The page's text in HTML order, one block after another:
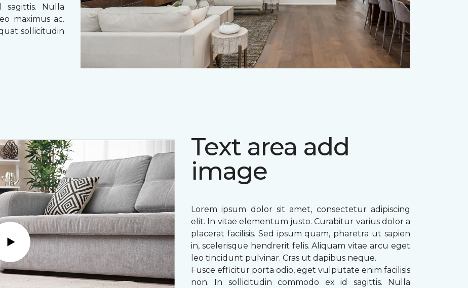
Nulla
maximus ac.
sollicitudin
Text area add
image
Lorem ipsum dolor sit amet, consectetur adipiscing
elit. In vitae elementum justo. Curabitur varius dolor a
placerat facilisis. Sed ipsum quam, pharetra ut sapien
in, scelerisque hendrerit felis. Aliquam vitae arcu eget
leo tincidunt pulvinar. Cras ut dapibus neque.
Fusce efficitur porta odio, eget vulputate enim facilisis
non. In sollicitudin commodo ex id sagittis. Nulla
Play